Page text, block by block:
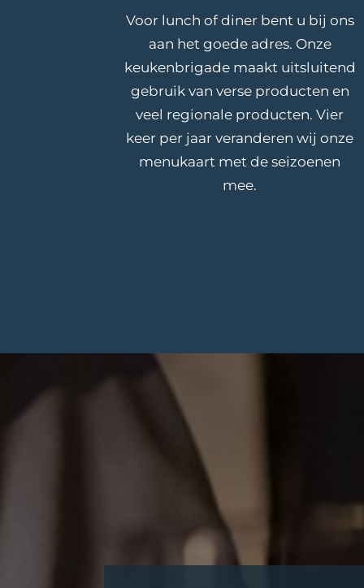
Voor lunch of diner bent u bij ons
aan het goede adres. Onze
keukenbrigade maakt uitsluitend
gebruik van verse producten en
veel regionale producten. Vier
keer per jaar veranderen wij onze
menukaart met de seizoenen
mee.